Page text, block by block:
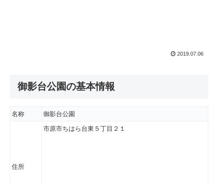
2019.07.06
御影台公園の基本情報
名称 御影台公園
住所
市原市ちはら台東５丁目２１